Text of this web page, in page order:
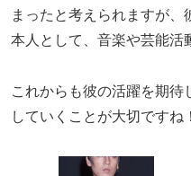
まったと考えられますが、
本人として、音楽や芸能活
これからも彼の活躍を期
していくことが大切ですね！